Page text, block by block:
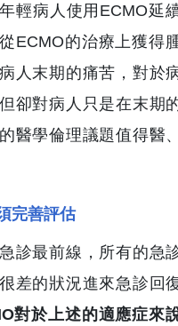
輕病人使用ECMO延
ECMO的治療上獲得
人末期的痛苦，對於
卻對病人只是在末期
醫學倫理議題值得醫
完善評估
診最前線，所有的急
差的狀況進來急診回
對於上述的適應症來